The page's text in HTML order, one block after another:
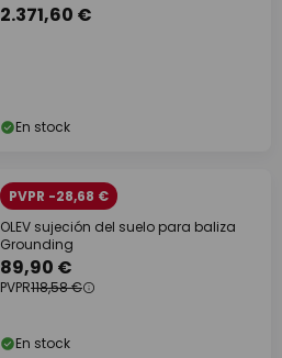
2.371,60 €
En stock
PVPR -28,68 €
OLEV sujeción del suelo para baliza
Grounding
89,90 €
PVPR118,58 €
En stock